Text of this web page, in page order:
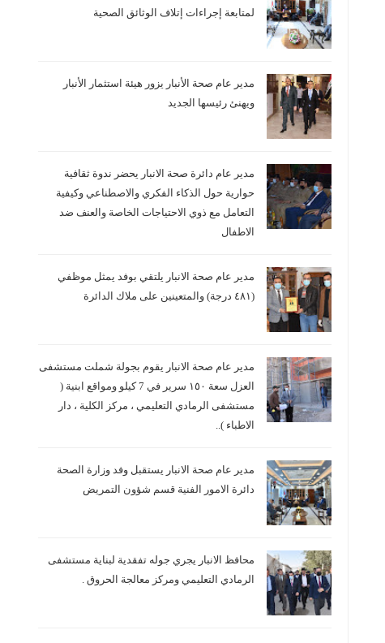
لمتابعة إجراءات إتلاف الوثائق الصحية
مدير عام صحة الأنبار يزور هيئة استثمار الأنبار
ويهنئ رئيسها الجديد
مدير عام دائرة صحة الانبار يحضر ندوة ثقافية
حوارية حول الذكاء الفكري والاصطناعي وكيفية
التعامل مع ذوي الاحتياجات الخاصة والعنف ضد
الاطفال
مدير عام صحة الانبار يلتقي بوفد يمثل موظفي
(٤٨١ درجة) والمتعينين على ملاك الدائرة
مدير عام صحة الانبار يقوم بجولة شملت مستشفى
العزل سعة ١٥٠ سرير في 7 كيلو ومواقع ابنية (
مستشفى الرمادي التعليمي ، مركز الكلية ، دار
الاطباء )..
مدير عام صحة الانبار يستقبل وفد وزارة الصحة
دائرة الامور الفنية قسم شؤون التمريض
محافظ الانبار يجري جوله تفقدية لبناية مستشفى
الرمادي التعليمي ومركز معالجة الحروق .